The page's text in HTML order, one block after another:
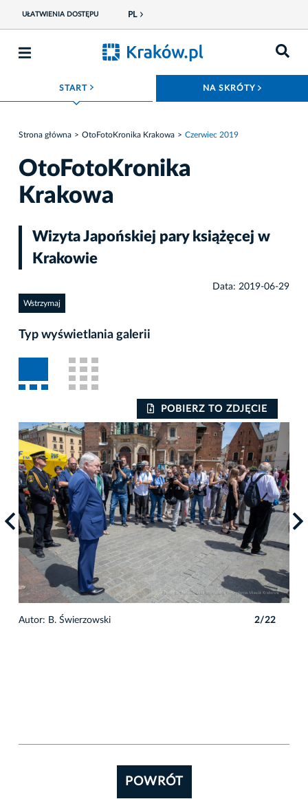
UŁATWIENIA DOSTĘPU PL
START ROZWIŃ MENU NA SKRÓTY
Strona główna OtoFotoKronika Krakowa Czerwiec 2019
OtoFotoKronika
Krakowa
Wizyta Japońskiej pary książęcej w
Krakowie
Data: 2019-06-29
Wstrzymaj
Typ wyświetlania galerii
POBIERZ TO ZDJĘCIE
Autor: B. Świerzowski 2/22
POWRÓT